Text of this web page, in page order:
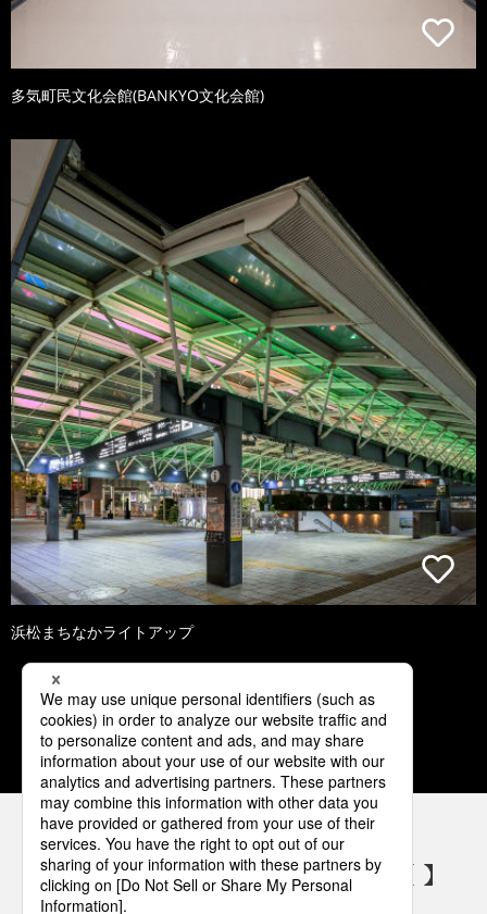
多気町民文化会館(BANKYO文化会館)
浜松まちなかライトアップ
1 2 3 4 5
パナソニックの電気設備 SNSアカウント